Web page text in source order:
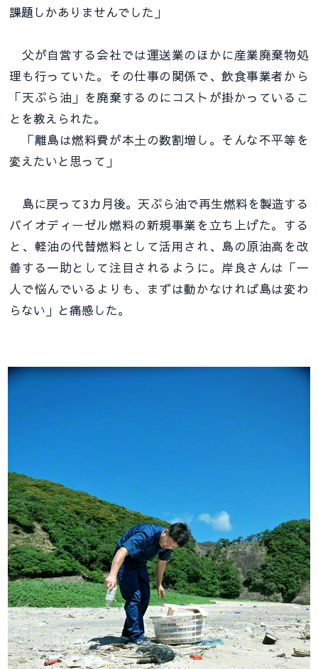
課題しかありませんでした」
父が自営する会社では運送業のほかに産業廃棄物処
理も行っていた。その仕事の関係で、飲食事業者から
「天ぷら油」を廃棄するのにコストが掛かっているこ
とを教えられた。
「離島は燃料費が本土の数割増し。そんな不平等を
変えたいと思って」
島に戻って3カ月後。天ぷら油で再生燃料を製造する
バイオディーゼル燃料の新規事業を立ち上げた。する
と、軽油の代替燃料として活用され、島の原油高を改
善する一助として注目されるように。岸良さんは「一
人で悩んでいるよりも、まずは動かなければ島は変わ
らない」と痛感した。